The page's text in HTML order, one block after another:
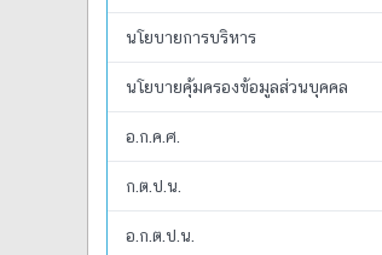
นโยบายการบริหาร
นโยบายคุ้มครองข้อมูลส่วนบุคคล
อ.ก.ค.ศ.
ก.ต.ป.น.
อ.ก.ต.ป.น.